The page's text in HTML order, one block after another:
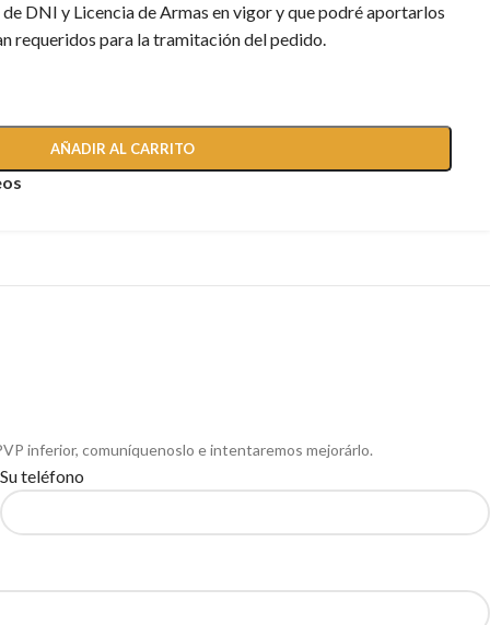
DNI y Licencia de Armas en vigor y que podré aportarlos
requeridos para la tramitación del pedido.
AÑADIR AL CARRITO
inferior, comuníquenoslo e intentaremos mejorárlo.
Su teléfono